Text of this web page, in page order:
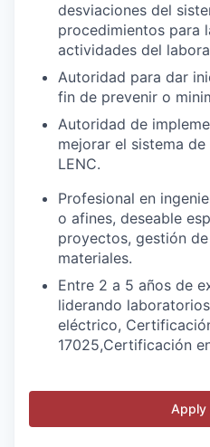
desviaciones del
procedimientos para
actividades del
Autoridad para dar
fin de prevenir o
Autoridad de
mejorar el sistema
LENC.
Profesional en
o afines, deseable
proyectos, gestión
materiales.
Entre 2 a 5 años de
liderando
eléctrico,
17025,Certificación
Apply